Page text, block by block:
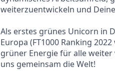
weiterzuentwickeln und
Als erstes grünes Unicorn in
Europa (FT1000 Ranking
grüner Energie für alle weiter
uns gemeinsam die Welt!